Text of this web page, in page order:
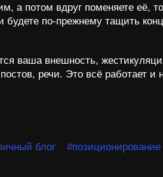
а потом вдруг поменяете её,
будете по-прежнему тащить
ваша внешность,
речи. Это всё работает и
блог #позиционирование